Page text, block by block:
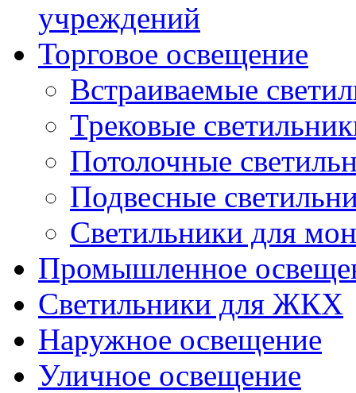
учреждений
Торговое освещение
Встраиваемые
Трековые
Потолочные
Подвесные
Светильники для
Промышленное
Светильники для ЖКХ
Наружное освещение
Уличное освещение